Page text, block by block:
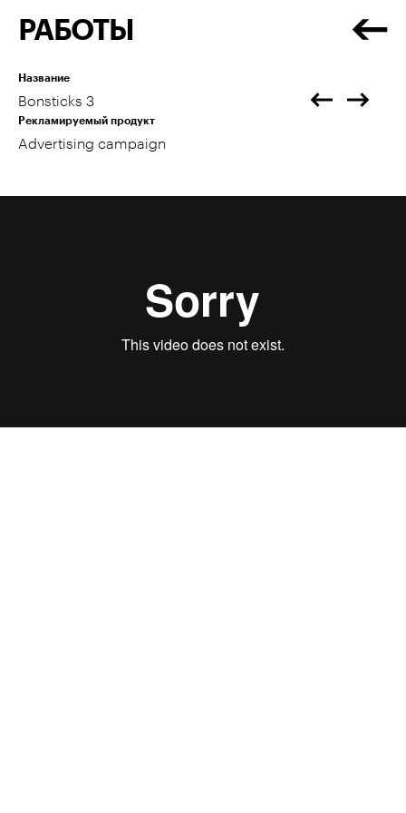
РАБОТЫ
Название
Bonsticks 3
Рекламируемый продукт
Advertising campaign